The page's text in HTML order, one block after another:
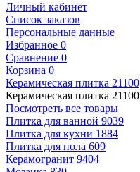
Личный кабинет
Список заказов
Персональные данные
Избранное 0
Сравнение 0
Корзина 0
Керамическая плитка 21100
Керамическая плитка 21100
Посмотреть все товары
Плитка для ванной 9039
Плитка для кухни 1884
Плитка для пола 609
Керамогранит 9404